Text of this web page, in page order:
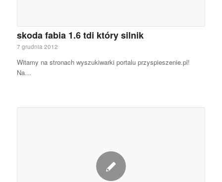
skoda fabia 1.6 tdi który silnik
7 grudnia 2012
Witamy na stronach wyszukiwarki portalu przyspieszenie.pl!
Na…